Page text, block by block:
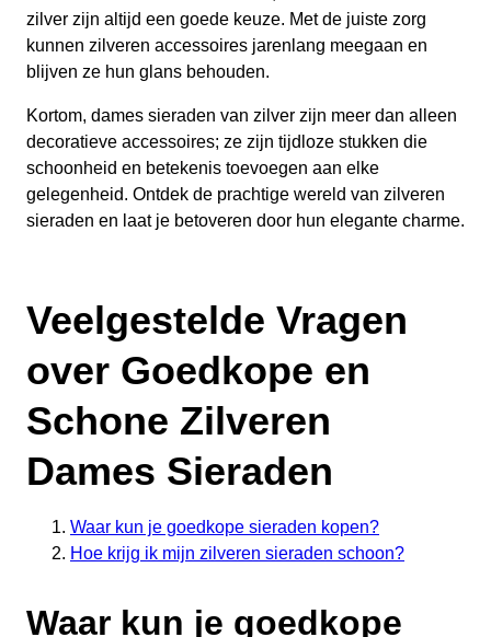
zilver zijn altijd een goede keuze. Met de juiste zorg
kunnen zilveren accessoires jarenlang meegaan en
blijven ze hun glans behouden.
Kortom, dames sieraden van zilver zijn meer dan alleen
decoratieve accessoires; ze zijn tijdloze stukken die
schoonheid en betekenis toevoegen aan elke
gelegenheid. Ontdek de prachtige wereld van zilveren
sieraden en laat je betoveren door hun elegante charme.
Veelgestelde Vragen
over Goedkope en
Schone Zilveren
Dames Sieraden
Waar kun je goedkope sieraden kopen?
Hoe krijg ik mijn zilveren sieraden schoon?
Waar kun je goedkope